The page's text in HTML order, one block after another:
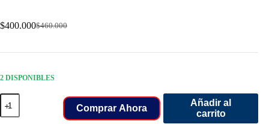
$460.000
Original
was:
$400.000Current
is:
2 DISPONIBLES
215/70/16
LLANT
GOODRIDE
Comprar Ahora
Añadir al
carrito